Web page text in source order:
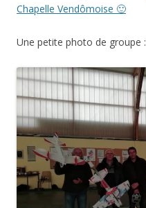
Chapelle Vendômoise 🙂
Une petite photo de groupe :